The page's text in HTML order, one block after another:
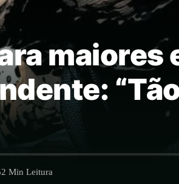
maiores
2 Min Leitura